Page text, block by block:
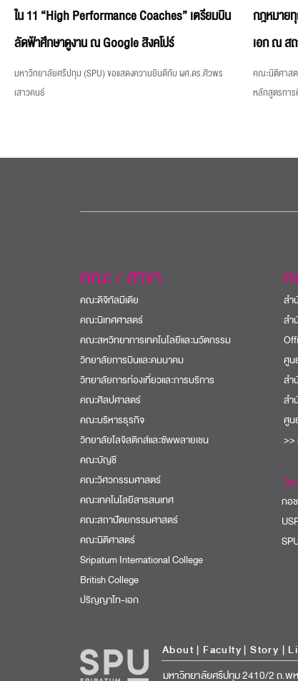
ใน 11 “High Performance Coaches” เตรียมบิน
ลัดฟ้าศึกษาดูงาน ณ Google สิงคโปร์
มหาวิทยาลัยศรีปทุม (SPU) ขอแสดงความยินดีกับ ผศ.ดร.ศิวพร
เสาวคนธ์
กฎหมาย
เอก ณ ส
คณะนิติศาส
หลักสูตรกา
คณะ / สาขา
คณะดิจิทัลมีเดีย
คณะนิเทศศาสตร์
คณะสหวิทยาการเทคโนโลยีและนวัตกรรม
วิทยาลัยการบินและคมนาคม
วิทยาลัยการท่องเที่ยวและการบริการ
คณะศิลปศาสตร์
คณะบริหารธุรกิจ
วิทยาลัยโลจิสติกส์และซัพพลายเชน
คณะบัญชี
คณะวิศวกรรมศาสตร์
คณะเทคโนโลยีสารสนเทศ
คณะสถาปัตยกรรมศาสตร์
คณะนิติศาสตร์
Sripatum International College
British College
ปริญญาโท-เอก
สำ
สำ
ศูน
สำ
สำ
ศูน
>>
โ
กอช
About| Faculty |Story |
มหาวิทยาลัยศรีปทุม 2410/2 ถ.พ